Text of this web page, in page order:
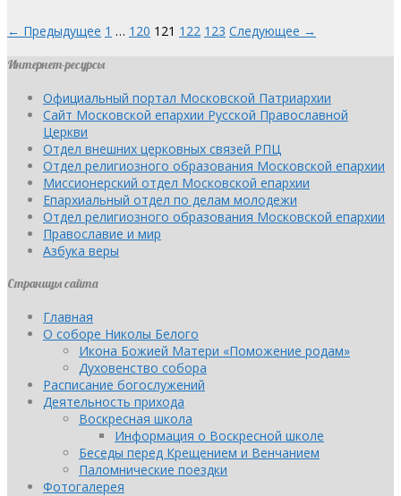
← Предыдущее 1 … 120 121 122 123 Следующее →
Интернет-ресурсы
Официальный портал Московской Патриархии
Сайт Московской епархии Русской Православной
Церкви
Отдел внешних церковных связей РПЦ
Отдел религиозного образования Московской епархии
Миссионерский отдел Московской епархии
Епархиальный отдел по делам молодежи
Отдел религиозного образования Московской епархии
Православие и мир
Азбука веры
Страницы сайта
Главная
О соборе Николы Белого
Икона Божией Матери «Поможение родам»
Духовенство собора
Расписание богослужений
Деятельность прихода
Воскресная школа
Информация о Воскресной школе
Беседы перед Крещением и Венчанием
Паломнические поездки
Фотогалерея